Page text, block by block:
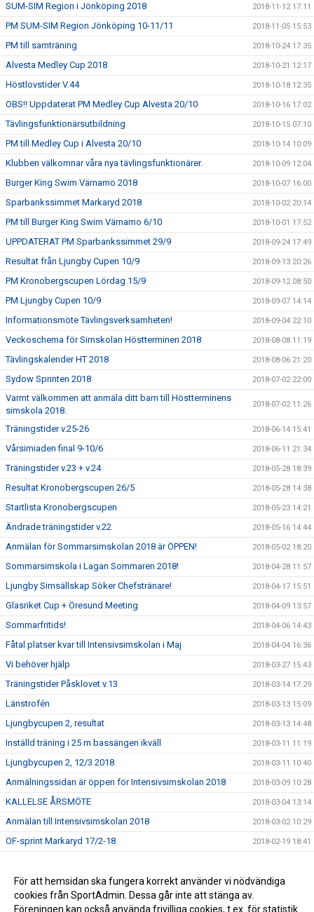
SUM-SIM Region i Jönköping 2018 2018-11-12 17:11
PM SUM-SIM Region Jönköping 10-11/11 2018-11-05 15:53
PM till samträning 2018-10-24 17:35
Alvesta Medley Cup 2018 2018-10-21 12:17
Höstlovstider V.44 2018-10-18 12:35
OBS!! Uppdaterat PM Medley Cup Alvesta 20/10 2018-10-16 17:02
Tävlingsfunktionärsutbildning 2018-10-15 07:10
PM till Medley Cup i Alvesta 20/10 2018-10-14 10:09
Klubben välkomnar våra nya tävlingsfunktionärer. 2018-10-09 12:04
Burger King Swim Värnamo 2018 2018-10-07 16:00
Sparbankssimmet Markaryd 2018 2018-10-02 20:14
PM till Burger King Swim Värnamo 6/10 2018-10-01 17:52
UPPDATERAT PM Sparbankssimmet 29/9 2018-09-24 17:49
Resultat från Ljungby Cupen 10/9 2018-09-13 20:26
PM Kronobergscupen Lördag 15/9 2018-09-12 08:50
PM Ljungby Cupen 10/9 2018-09-07 14:14
Informationsmöte Tävlingsverksamheten! 2018-09-04 22:10
Veckoschema för Simskolan Höstterminen 2018 2018-08-08 11:19
Tävlingskalender HT 2018 2018-08-06 21:20
Sydow Sprinten 2018 2018-07-02 22:00
Varmt välkommen att anmäla ditt barn till Höstterminens
simskola 2018.
2018-07-02 11:26
Träningstider v.25-26 2018-06-14 15:41
Vårsimiaden final 9-10/6 2018-06-11 21:34
Träningstider v.23 + v.24 2018-05-28 18:39
Resultat Kronobergscupen 26/5 2018-05-28 14:38
Startlista Kronobergscupen 2018-05-23 14:21
Ändrade träningstider v.22 2018-05-16 14:44
Anmälan för Sommarsimskolan 2018 är ÖPPEN! 2018-05-02 18:20
Sommarsimskola i Lagan Sommaren 2018! 2018-04-28 11:57
Ljungby Simsällskap Söker Chefstränare! 2018-04-17 15:51
Glasriket Cup + Öresund Meeting 2018-04-09 13:57
Sommarfritids! 2018-04-06 14:43
Fåtal platser kvar till Intensivsimskolan i Maj 2018-04-04 16:36
Vi behöver hjälp 2018-03-27 15:43
Träningstider Påsklovet v.13 2018-03-14 17:29
Länstrofén 2018-03-13 15:09
Ljungbycupen 2, resultat 2018-03-13 14:48
Inställd träning i 25 m bassängen ikväll 2018-03-11 11:19
Ljungbycupen 2, 12/3 2018 2018-03-11 10:40
Anmälningssidan är öppen för Intensivsimskolan 2018 2018-03-09 10:28
KALLELSE ÅRSMÖTE 2018-03-04 13:14
Anmälan till Intensivsimskolan 2018 2018-03-02 10:29
OF-sprint Markaryd 17/2-18 2018-02-19 18:41
Resultat Ljungbycupen 12/2 2018-02-13 14:47
Länktips simutrustning - Bra!! 2017-09-08 13:31
För att hemsidan ska fungera korrekt använder vi nödvändiga
cookies från SportAdmin. Dessa går inte att stänga av.
Föreningen kan också använda frivilliga cookies, t.ex. för statistik